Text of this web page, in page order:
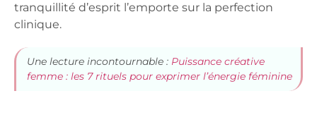
tranquillité d’esprit l’emporte sur la perfection
clinique.
Une lecture incontournable : Puissance créative
femme : les 7 rituels pour exprimer l’énergie féminine